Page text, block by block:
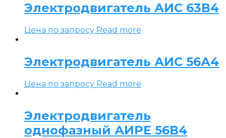
Электродвигатель АИС 63В4
Цена по запросу Read more
Электродвигатель АИС 56А4
Цена по запросу Read more
Электродвигатель
однофазный АИРЕ 56В4